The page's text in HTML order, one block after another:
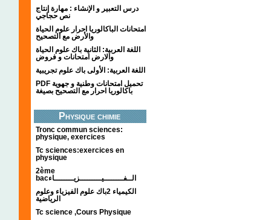
درس التعبير و الإنشاء : مهارة إنتاج
نص حجاجي
امتحانات الباكالوريا احرار علوم الحياة
والأرض مع التصحيح
اللغة العربية: الثانية باك علوم الحياة
والارض امتحانات و فروض
اللغة العربية: الأولى باك علوم تجريبية
PDF تحميل امتحانات وطنية و جهوية
باكالوريا احرار مع التصحيح بصيغة
Physique chimie
Tronc commun sciences:
physique, exercices
Tc sciences:exercices en
physique
2ème
bacالــفــــــــيـــــــــزيــــــــاء
الكيمياء 2باك علوم الفيزياء وعلوم
الرياضية
Tc science ,Cours Physique